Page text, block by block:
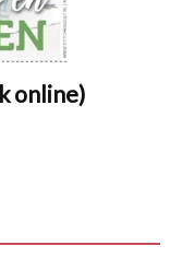
online)